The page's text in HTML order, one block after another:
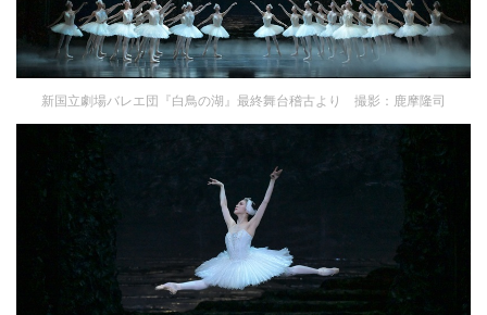
新国立劇場バレエ団『白鳥の湖』最終舞台稽古より 撮影：鹿摩隆司